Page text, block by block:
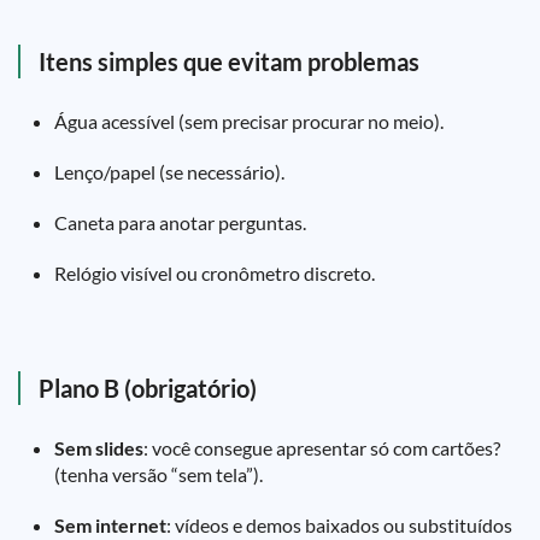
Itens simples que evitam problemas
Água acessível (sem precisar procurar no meio).
Lenço/papel (se necessário).
Caneta para anotar perguntas.
Relógio visível ou cronômetro discreto.
Plano B (obrigatório)
Sem slides: você consegue apresentar só com cartões?
(tenha versão “sem tela”).
Sem internet: vídeos e demos baixados ou substituídos